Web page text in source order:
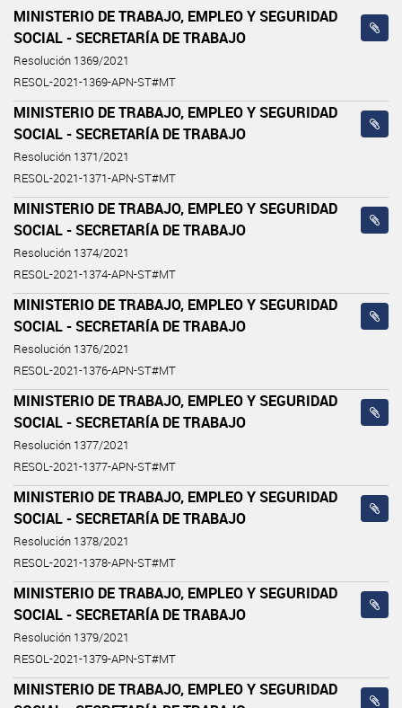
MINISTERIO DE TRABAJO, EMPLEO Y SEGURIDAD
SOCIAL - SECRETARÍA DE TRABAJO
Resolución 1369/2021
RESOL-2021-1369-APN-ST#MT
MINISTERIO DE TRABAJO, EMPLEO Y SEGURIDAD
SOCIAL - SECRETARÍA DE TRABAJO
Resolución 1371/2021
RESOL-2021-1371-APN-ST#MT
MINISTERIO DE TRABAJO, EMPLEO Y SEGURIDAD
SOCIAL - SECRETARÍA DE TRABAJO
Resolución 1374/2021
RESOL-2021-1374-APN-ST#MT
MINISTERIO DE TRABAJO, EMPLEO Y SEGURIDAD
SOCIAL - SECRETARÍA DE TRABAJO
Resolución 1376/2021
RESOL-2021-1376-APN-ST#MT
MINISTERIO DE TRABAJO, EMPLEO Y SEGURIDAD
SOCIAL - SECRETARÍA DE TRABAJO
Resolución 1377/2021
RESOL-2021-1377-APN-ST#MT
MINISTERIO DE TRABAJO, EMPLEO Y SEGURIDAD
SOCIAL - SECRETARÍA DE TRABAJO
Resolución 1378/2021
RESOL-2021-1378-APN-ST#MT
MINISTERIO DE TRABAJO, EMPLEO Y SEGURIDAD
SOCIAL - SECRETARÍA DE TRABAJO
Resolución 1379/2021
RESOL-2021-1379-APN-ST#MT
MINISTERIO DE TRABAJO, EMPLEO Y SEGURIDAD